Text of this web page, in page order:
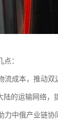
：
成本，推动双
的运输网络，
中俄产业链协